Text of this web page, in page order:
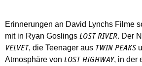
Erinnerungen an David Lynchs Filme
mit in Ryan Goslings LOST RIVER. Der
VELVET, die Teenager aus TWIN PEAKS
Atmosphäre von LOST HIGHWAY, in der